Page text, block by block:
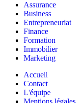
Assurance
Business
Entrepreneuriat
Finance
Formation
Immobilier
Marketing
Accueil
Contact
L'équipe
Mentions légales